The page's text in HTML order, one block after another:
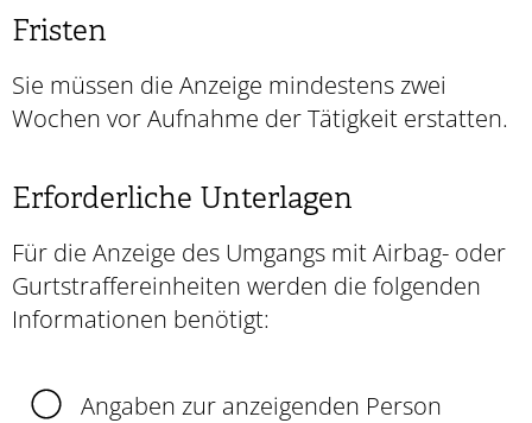
Fristen
Sie müssen die Anzeige mindestens zwei
Wochen vor Aufnahme der Tätigkeit erstatten.
Erforderliche Unterlagen
Für die Anzeige des Umgangs mit Airbag- oder
Gurtstraffereinheiten werden die folgenden
Informationen benötigt:
Angaben zur anzeigenden Person